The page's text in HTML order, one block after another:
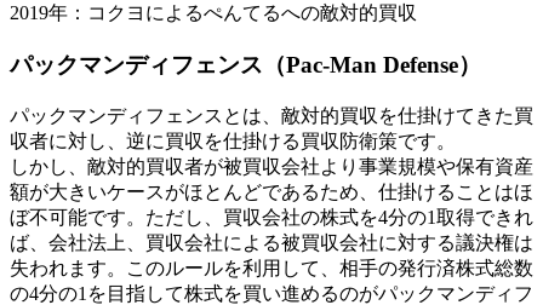
2019年：コクヨによるぺんてるへの敵対的買収
パックマンディフェンス（Pac-Man Defense）
パックマンディフェンスとは、敵対的買収を仕掛けてきた買
収者に対し、逆に買収を仕掛ける買収防衛策です。
しかし、敵対的買収者が被買収会社より事業規模や保有資産
額が大きいケースがほとんどであるため、仕掛けることはほ
ぼ不可能です。ただし、買収会社の株式を4分の1取得できれ
ば、会社法上、買収会社による被買収会社に対する議決権は
失われます。このルールを利用して、相手の発行済株式総数
の4分の1を目指して株式を買い進めるのがパックマンディフ